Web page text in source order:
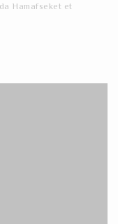
Hamafseket et